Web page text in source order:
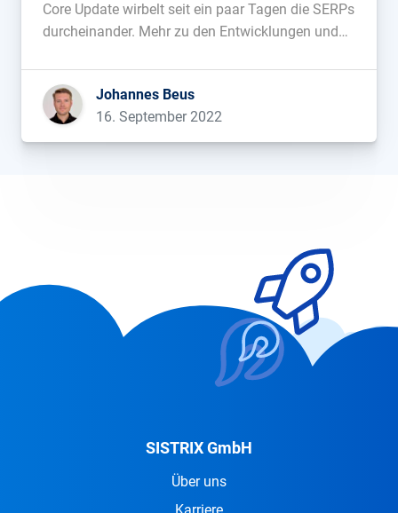
Core Update wirbelt seit ein paar Tagen die SERPs
durcheinander. Mehr zu den Entwicklungen und
Johannes Beus
16. September 2022
SISTRIX GmbH
Über uns